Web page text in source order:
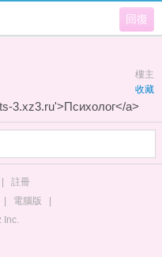
回復
樓主
收藏
3.xz3.ru'>Психолог</a>
註冊
電腦版
Inc.